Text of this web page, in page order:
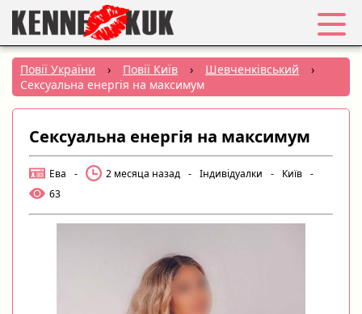
Обране
Вхід
Реєстрація
Міста:
РУС|
УКР
Створити оголошення
Повії України › Повії Київ › Шевченківський
›
Сексуальна енергія на максимум
Сексуальна енергія на максимум
Ева - 2 месяца назад - Індивідуалки - Київ -
63